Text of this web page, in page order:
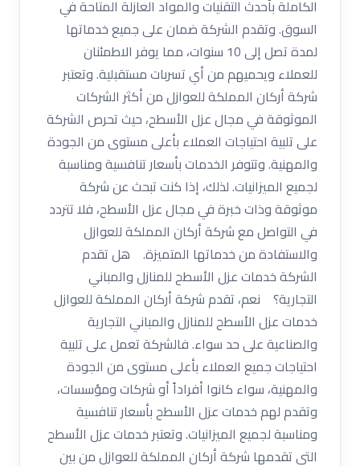
الكاملة بأحدث التقنيات والمواد العازلة المتاحة في
السوق. وتقدم الشركة ضمان على جميع خدماتها
لمدة تصل إلى 10 سنوات، مما يوفر الاطمئنان
للعملاء ويحميهم من أي تسربات مستقبلية. وتعتبر
شركة أركان المملكة للعوازل من أكثر الشركات
الموثوقة في مجال عزل الأسطح، حيث تحرص الشركة
على تلبية احتياجات العملاء بأعلى مستوى من الجودة
والمهنية. وتتوفر الخدمات بأسعار تنافسية ومناسبة
لجميع الميزانيات. لذلك، إذا كنت تبحث عن شركة
موثوقة وذات خبرة في مجال عزل الأسطح، فلا تتردد
في التواصل مع شركة أركان المملكة للعوازل
والاستفادة من خدماتها المتميزة. هل تقدم
الشركة خدمات عزل الأسطح للمنازل والمباني
التجارية؟ نعم، تقدم شركة أركان المملكة للعوازل
خدمات عزل الأسطح للمنازل والمباني التجارية
والصناعية على حد سواء. فالشركة تعمل على تلبية
احتياجات جميع العملاء بأعلى مستوى من الجودة
والمهنية، سواء كانوا أفراداً أو شركات ومؤسسات،
وتقدم لهم خدمات عزل الأسطح بأسعار تنافسية
ومناسبة لجميع الميزانيات. وتعتبر خدمات عزل الأسطح
التي تقدمها شركة أركان المملكة للعوازل من بين